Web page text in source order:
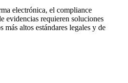
electrónica, el compliance
evidencias requieren soluciones
más altos estándares legales y de